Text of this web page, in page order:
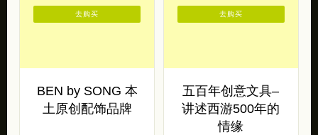
BEN by SONG 本
土原创配饰品牌
去购买
五百年创意文具–
讲述西游500年的
情缘
去购买